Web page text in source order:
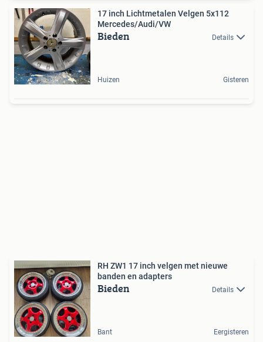
17 inch Lichtmetalen Velgen 5x112
Mercedes/Audi/VW
Bieden Details
Huizen Gisteren
RH ZW1 17 inch velgen met nieuwe
banden en adapters
Bieden Details
Bant Eergisteren